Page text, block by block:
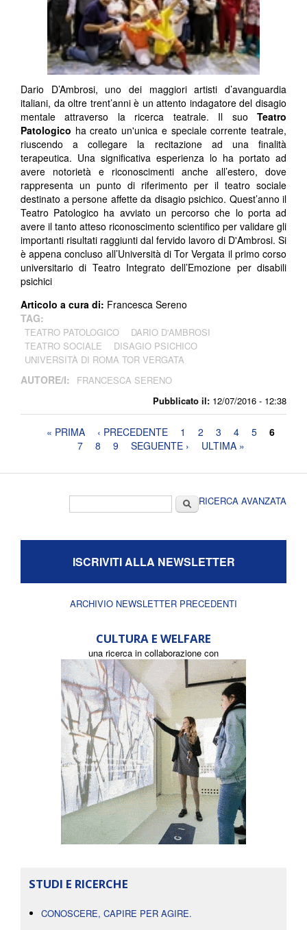
Pubblicato il: 12/07/2016 - 12:38
Dario D’Ambrosi, uno dei maggiori artisti d’avanguardia
italiani, da oltre trent’anni è un attento indagatore del disagio
mentale attraverso la ricerca teatrale. Il suo Teatro
Patologico ha creato un'unica e speciale corrente teatrale,
riuscendo a collegare la recitazione ad una finalità
terapeutica. Una significativa esperienza lo ha portato ad
avere notorietà e riconoscimenti anche all’estero, dove
rappresenta un punto di riferimento per il teatro sociale
destinato a persone affette da disagio psichico. Quest’anno il
Teatro Patologico ha avviato un percorso che lo porta ad
avere il tanto atteso riconoscimento scientifico per validare gli
importanti risultati raggiunti dal fervido lavoro di D'Ambrosi. Si
è appena concluso all’Università di Tor Vergata il primo corso
universitario di Teatro Integrato dell’Emozione per disabili
psichici
Articolo a cura di: Francesca Sereno
TAG:
TEATRO PATOLOGICO
DARIO D'AMBROSI
TEATRO SOCIALE
DISAGIO PSICHICO
UNIVERSITÀ DI ROMA TOR VERGATA
AUTORE/I: FRANCESCA SERENO
Pagine« PRIMA ‹ PRECEDENTE 1 2 3 4 5
6
7
8 9 SEGUENTE › ULTIMA »
CercaRICERCA AVANZATA
ISCRIVITI ALLA NEWSLETTER
ARCHIVIO NEWSLETTER PRECEDENTI
CULTURA E WELFARE
una ricerca in collaborazione con
STUDI E RICERCHE
CONOSCERE, CAPIRE PER AGIRE.